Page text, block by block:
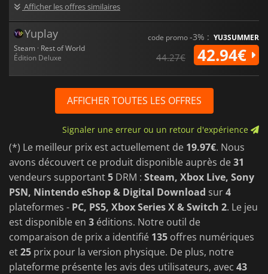
Afficher les offres similaires
Yuplay
Steam · Rest of World
Édition Deluxe
code promo-3% : YU3SUMMER
44.27€ 42.94€
AFFICHER TOUTES LES OFFRES
Signaler une erreur ou un retour d'expérience
(*) Le meilleur prix est actuellement de 19.97€. Nous
avons découvert ce produit disponible auprès de31
vendeurs supportant5 DRM : Steam, Xbox Live, Sony
PSN, Nintendo eShop & Digital Download sur4
plateformes - PC, PS5, Xbox Series X & Switch 2. Le jeu
est disponible en 3 éditions. Notre outil de
comparaison de prix a identifié 135 offres numériques
et25 prix pour la version physique. De plus, notre
plateforme présente les avis des utilisateurs, avec 43